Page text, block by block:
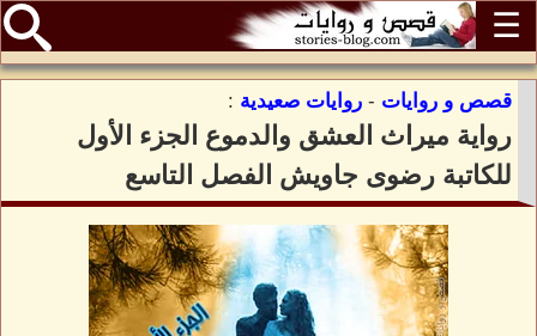
☰
قصص و روايات - روايات صعيدية :
رواية ميراث العشق والدموع الجزء الأول
للكاتبة رضوى جاويش الفصل التاسع